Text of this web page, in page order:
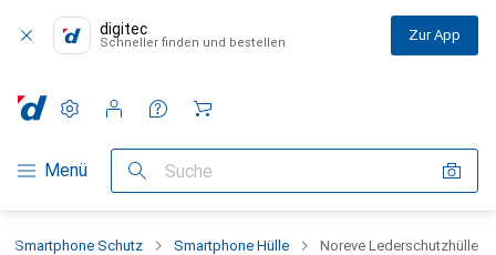
digitec
Schneller finden und bestellen Zur App
Navigation nach Kategorien
Menü Suche
Einstellungen
Kundenkonto
Vergleichslisten
Merklisten
Warenkorb
Smartphone Schutz Smartphone Hülle Noreve Lederschutzhülle